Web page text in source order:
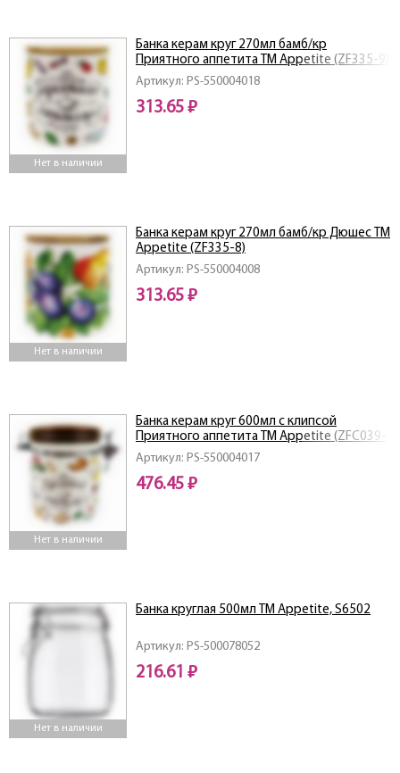
Нет в наличии
Артикул: PS-550004018
Банка керам круг 270мл бамб/кр
Приятного аппетита ТМ Appetite (ZF335-9)
313.65 ₽
Нет в наличии
Артикул: PS-550004008
Банка керам круг 270мл бамб/кр Дюшес ТМ
Appetite (ZF335-8)
313.65 ₽
Нет в наличии
Артикул: PS-550004017
Банка керам круг 600мл c клипсой
Приятного аппетита ТМ Appetite (ZFC039-
9)
476.45 ₽
Нет в наличии
Артикул: PS-500078052
Банка круглая 500мл ТМ Appetite, S6502
216.61 ₽